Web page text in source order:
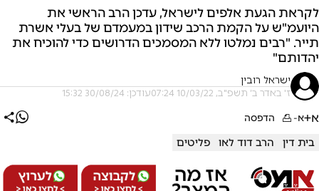
לקראת הגעת אלפים לישראל, עדכן הרב הראשי את
היועמ"ש על הקמת הרכב שידון במעמדם של בעלי אשרת
תייר. "רבים נמלטו ללא המסמכים הדרושים כדי להוכיח את
יהדותם"
ישראל רובין
ז' באדר ב׳ תשפ"ב, 10/03/22 07:24 עודכן: 30/08/24 15:32
א+א- הדפסה
בית דין הרב דוד לאו פליטים